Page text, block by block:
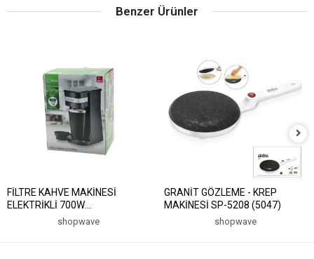
Benzer Ürünler
FİLTRE KAHVE MAKİNESİ
ELEKTRİKLİ 700W
400ML=PORTATiF ÇELİK
BARDAK=2-SAAT SICAK TUT
shopwave
GRANİT GÖZLEME - KREP
MAKİNESİ SP-5208 (5047)
shopwave